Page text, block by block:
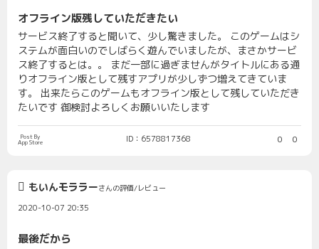
オフライン版残していただきたい
サービス終了すると聞いて、少し驚きました。 このゲームはシ
ステムが面白いのでしばらく遊んでいましたが、まさかサービ
ス終了するとは。。 まだ一部に過ぎませんがタイトルにある通
りオフライン版として残すアプリが少しずつ増えてきていま
す。 出来たらこのゲームもオフライン版として残していただき
たいです 御検討よろしくお願いいたします
Post By
App Store ID：6578817368 0 0
もいんモララーさんの評価/レビュー
2020-10-07 20:35
最後だから